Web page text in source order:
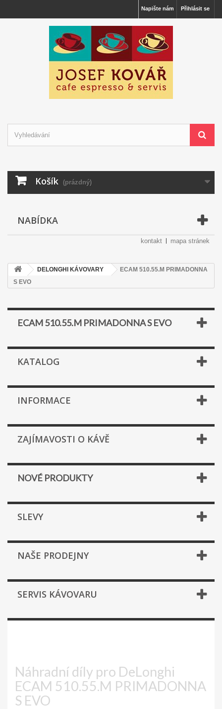
Přihlásit se
Napište nám
Košík (prázdný)
NABÍDKA
kontakt mapa stránek
DELONGHI KÁVOVARY
ECAM 510.55.M PRIMADONNA
S EVO
ECAM 510.55.M PRIMADONNA S EVO
KATALOG
INFORMACE
ZAJÍMAVOSTI O KÁVĚ
NOVÉ PRODUKTY
SLEVY
NAŠE PRODEJNY
SERVIS KÁVOVARU
Náhradní díly pro DeLonghi
ECAM 510.55.M PRIMADONNA
S EVO